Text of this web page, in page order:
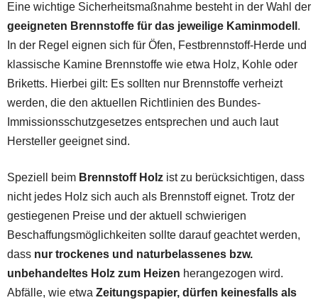
Eine wichtige Sicherheitsmaßnahme besteht in der Wahl der
geeigneten Brennstoffe für das jeweilige Kaminmodell .
In der Regel eignen sich für Öfen, Festbrennstoff-Herde und
klassische Kamine Brennstoffe wie etwa Holz, Kohle oder
Briketts. Hierbei gilt: Es sollten nur Brennstoffe verheizt
werden, die den aktuellen Richtlinien des Bundes-
Immissionsschutzgesetzes entsprechen und auch laut
Hersteller geeignet sind.
Speziell beim Brennstoff Holz ist zu berücksichtigen, dass
nicht jedes Holz sich auch als Brennstoff eignet. Trotz der
gestiegenen Preise und der aktuell schwierigen
Beschaffungsmöglichkeiten sollte darauf geachtet werden,
dass nur trockenes und naturbelassenes bzw.
unbehandeltes Holz zum Heizen herangezogen wird.
Abfälle, wie etwa Zeitungspapier, dürfen keinesfalls als